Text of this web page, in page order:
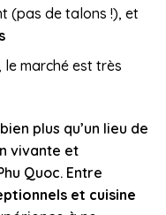
(pas de talons !), et
le marché est très
plus qu’un lieu de
vivante et
Quoc. Entre
et cuisine